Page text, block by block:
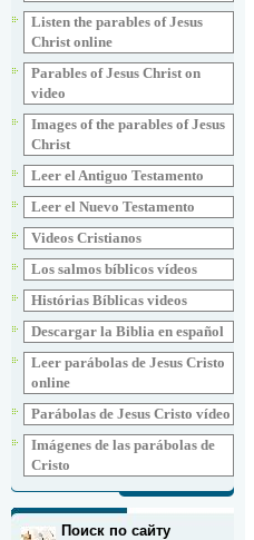
Listen the parables of Jesus
Christ online
Parables of Jesus Christ on
video
Images of the parables of Jesus
Christ
Leer el Antiguo Testamento
Leer el Nuevo Testamento
Videos Cristianos
Los salmos bíblicos vídeos
Histórias Bíblicas videos
Descargar la Biblia en español
Leer parábolas de Jesus Cristo
online
Parábolas de Jesus Cristo vídeo
Imágenes de las parábolas de
Cristo
Поиск по сайту